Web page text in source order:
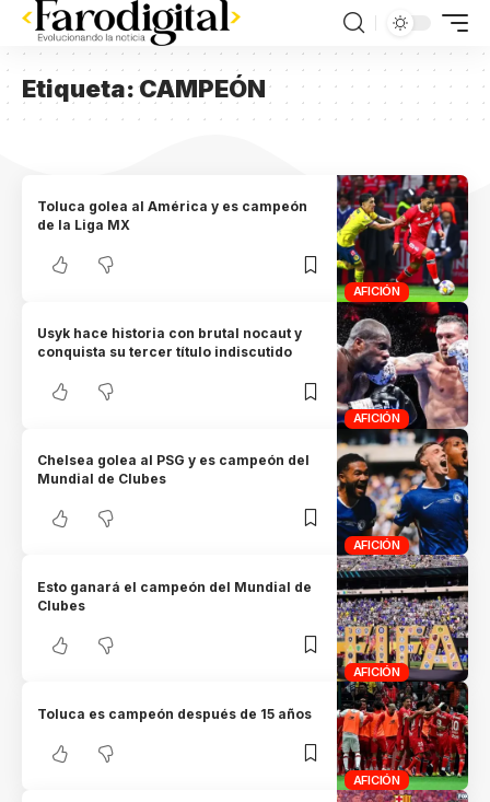
Etiqueta:CAMPEÓN
AFICIÓN
Toluca golea al América y es campeón
de la Liga MX
AFICIÓN
Usyk hace historia con brutal nocaut y
conquista su tercer título indiscutido
AFICIÓN
Chelsea golea al PSG y es campeón del
Mundial de Clubes
AFICIÓN
Esto ganará el campeón del Mundial de
Clubes
AFICIÓN
Toluca es campeón después de 15 años